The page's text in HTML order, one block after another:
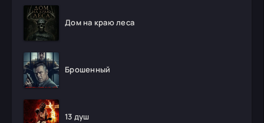
Дом на краю леса
Брошенный
13 душ